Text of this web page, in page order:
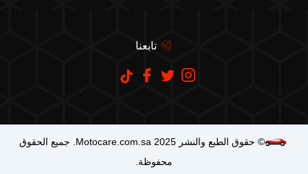
تابعنا
© حقوق الطبع والنشر Motocare.com.sa 2025. جميع الحقوق
محفوظة.